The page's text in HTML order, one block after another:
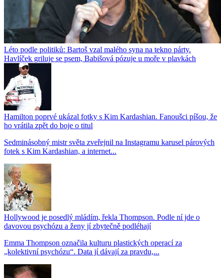
Léto podle politiků: Bartoš vzal malého syna na tekno párty.
Havlíček griluje se psem, Babišová pózuje u moře v plavkách
Hamilton poprvé ukázal fotky s Kim Kardashian. Fanoušci píšou, že
ho vrátila zpět do boje o titul
Sedminásobný mistr světa zveřejnil na Instagramu karusel párových
fotek s Kim Kardashian, a internet...
Hollywood je posedlý mládím, řekla Thompson. Podle ní jde o
davovou psychózu a ženy jí zbytečně podléhají
Emma Thompson označila kulturu plastických operací za
„kolektivní psychózu“. Data jí dávají za pravdu,...